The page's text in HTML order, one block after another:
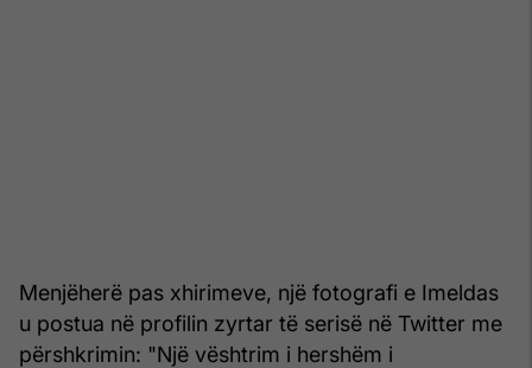
Menjëherë pas xhirimeve, një fotografi e Imeldas
u postua në profilin zyrtar të serisë në Twitter me
përshkrimin: "Një vështrim i hershëm i